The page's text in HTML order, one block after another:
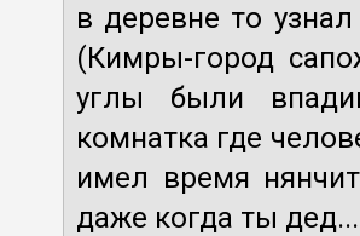
в деревне то
(Кимры-город
углы были
комнатка где
имел время
даже когда ты дед...